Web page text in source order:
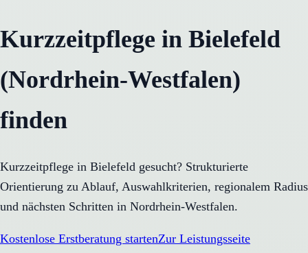
Kurzzeitpflege in Bielefeld
(Nordrhein-Westfalen)
finden
Kurzzeitpflege in Bielefeld gesucht? Strukturierte
Orientierung zu Ablauf, Auswahlkriterien, regionalem Radius
und nächsten Schritten in Nordrhein-Westfalen.
Kostenlose Erstberatung startenZur Leistungsseite